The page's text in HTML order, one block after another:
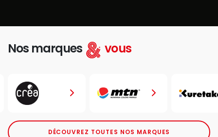
Nos marques vous
DÉCOUVREZ TOUTES NOS MARQUES